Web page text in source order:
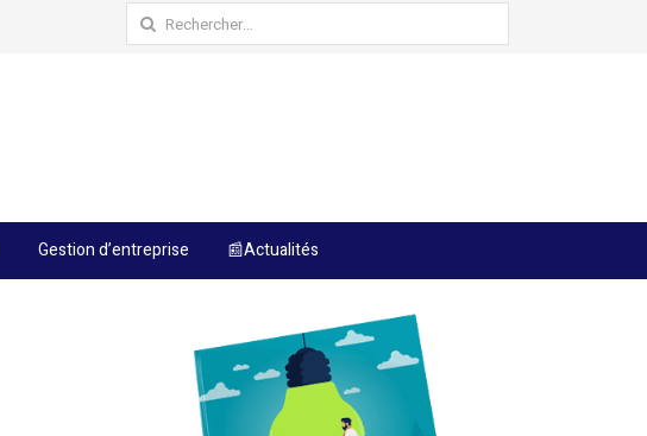
Rechercher :
Gestion d’entreprise 📰Actualités